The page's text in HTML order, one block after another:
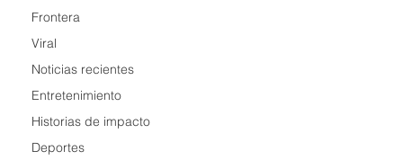
Frontera
Viral
Noticias recientes
Entretenimiento
Historias de impacto
Deportes